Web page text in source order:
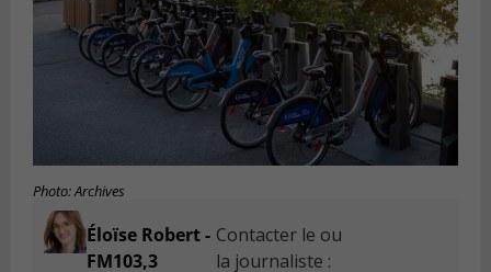
Photo: Archives
Éloïse Robert -
FM103,3
Contacter le ou
la journaliste :